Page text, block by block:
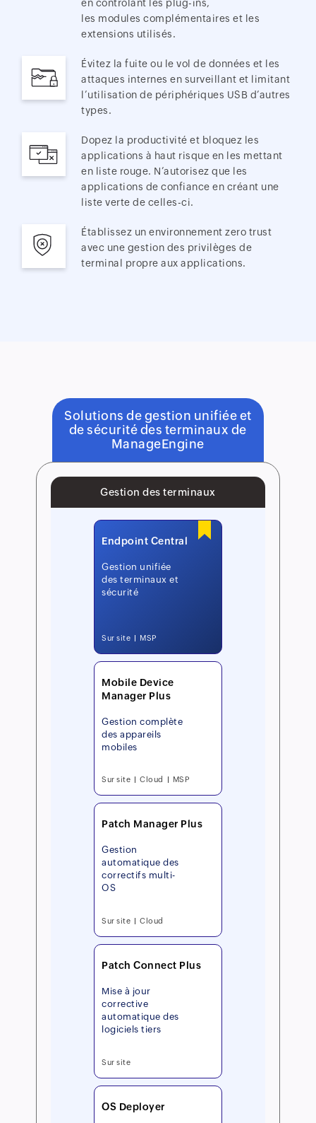
en contrôlant les plug-ins,
les modules complémentaires et les
extensions utilisés.
Évitez la fuite ou le vol de données et les
attaques internes en surveillant et limitant
l’utilisation de périphériques USB d’autres
types.
Dopez la productivité et bloquez les
applications à haut risque en les mettant
en liste rouge. N’autorisez que les
applications de confiance en créant une
liste verte de celles-ci.
Établissez un environnement zero trust
avec une gestion des privilèges de
terminal propre aux applications.
Solutions de gestion unifiée et
de sécurité des terminaux de
ManageEngine
Gestion des terminaux
Endpoint Central
Gestion unifiée
des terminaux et
sécurité
Sur site MSP
Mobile Device
Manager Plus
Gestion complète
des appareils
mobiles
Sur site Cloud MSP
Patch Manager Plus
Gestion
automatique des
correctifs multi-
OS
Sur site Cloud
Patch Connect Plus
Mise à jour
corrective
automatique des
logiciels tiers
Sur site
OS Deployer